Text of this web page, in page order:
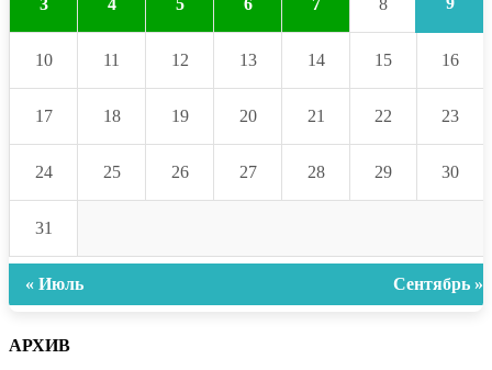
10 11 12 13 14 15 16
17 18 19 20 21 22 23
24 25 26 27 28 29 30
31
« Июль Сентябрь »
АРХИВ